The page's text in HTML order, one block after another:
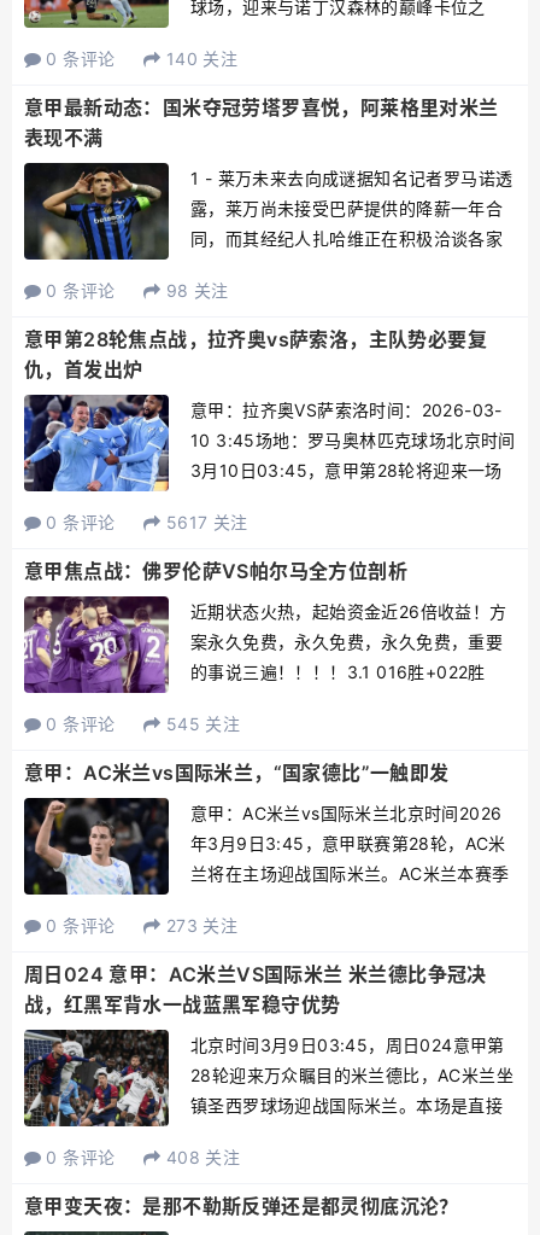
球场，迎来与诺丁汉森林的巅峰卡位之
5 梯队，整体阵容厚度充沛，双线作战节
奏把控得当，主场竞技状态始终保持在
0 条评论 140 关注
意甲最新动态：国米夺冠劳塔罗喜悦，阿莱格里对米兰
表现不满
1 - 莱万未来去向成谜据知名记者罗马诺透
露，莱万尚未接受巴萨提供的降薪一年合
同，而其经纪人扎哈维正在积极洽谈各家
夫斯基究竟选择离开还是留队非常重要。
扎哈维近日将在欧洲多地与不同球队进行
0 条评论 98 关注
意甲第28轮焦点战，拉齐奥vs萨索洛，主队势必要复
仇，首发出炉
意甲：拉齐奥VS萨索洛时间：2026-03-
10 3:45场地：罗马奥林匹克球场北京时间
3月10日03:45，意甲第28轮将迎来一场
战萨索洛，拉齐奥目前27轮积34分排名第
11位，萨索洛27轮积38分排名...
0 条评论 5617 关注
意甲焦点战：佛罗伦萨VS帕尔马全方位剖析
近期状态火热，起始资金近26倍收益！方
案永久免费，永久免费，永久免费，重要
的事说三遍！！！！3.1 016胜+022胜
sp2.52√3.4 006胜+010负sp2.73√3.5
001让胜+00...
0 条评论 545 关注
意甲：AC米兰vs国际米兰，“国家德比”一触即发
意甲：AC米兰vs国际米兰北京时间2026
年3月9日3:45，意甲联赛第28轮，AC米
兰将在主场迎战国际米兰。AC米兰本赛季
16胜9平2负的成绩，以57个积分排名联赛
次席，目前虽然身处欧冠区，但与本场
对...
0 条评论 273 关注
周日024 意甲：AC米兰VS国际米兰 米兰德比争冠决
战，红黑军背水一战蓝黑军稳守优势
北京时间3月9日03:45，周日024意甲第
28轮迎来万众瞩目的米兰德比，AC米兰坐
镇圣西罗球场迎战国际米兰。本场是直接
列联赛第二，落后榜首国米10分，唯有取
胜才能保留争冠希望，主场背水一战战意
0 条评论 408 关注
意甲变天夜：是那不勒斯反弹还是都灵彻底沉沦？